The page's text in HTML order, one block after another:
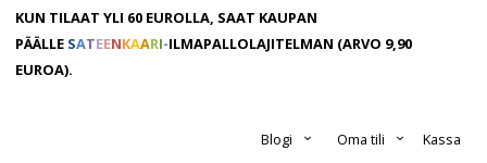
KUN TILAAT YLI 60 EUROLLA, SAAT KAUPAN
PÄÄLLE SATEENKAARI-ILMAPALLOLAJITELMAN (ARVO 9,90
EUROA).
Kassa
Oma tili
Blogi